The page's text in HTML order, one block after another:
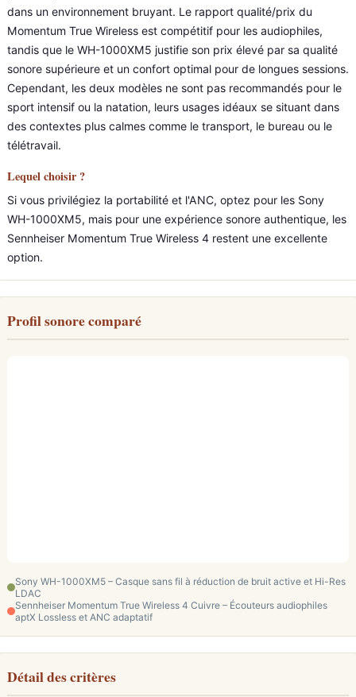
dans un environnement bruyant. Le rapport qualité/prix du
Momentum True Wireless est compétitif pour les audiophiles,
tandis que le WH-1000XM5 justifie son prix élevé par sa qualité
sonore supérieure et un confort optimal pour de longues sessions.
Cependant, les deux modèles ne sont pas recommandés pour le
sport intensif ou la natation, leurs usages idéaux se situant dans
des contextes plus calmes comme le transport, le bureau ou le
télétravail.
Lequel choisir ?
Si vous privilégiez la portabilité et l'ANC, optez pour les Sony
WH-1000XM5, mais pour une expérience sonore authentique, les
Sennheiser Momentum True Wireless 4 restent une excellente
option.
Profil sonore comparé
Sony WH-1000XM5 – Casque sans fil à réduction de bruit active et Hi-Res
LDAC
Sennheiser Momentum True Wireless 4 Cuivre – Écouteurs audiophiles
aptX Lossless et ANC adaptatif
Détail des critères